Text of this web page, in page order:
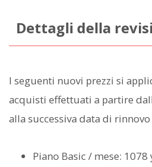
Dettagli della
I seguenti nuovi prezzi si
acquisti effettuati a partire
alla successiva data di
Piano Basic / mese: